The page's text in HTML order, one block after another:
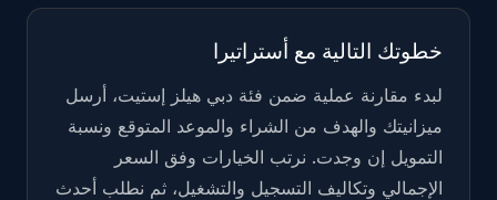
خطوتك التالية مع أستراتيرا
لبدء مقارنة عملية ضمن فئة دبي هيلز إستيت، أرسل
ميزانيتك والهدف من الشراء والموعد المتوقع ونسبة
التمويل إن وجدت. نرتب الخيارات وفق السعر
الإجمالي وتكاليف التسجيل والتشغيل، ثم نطلب أحدث